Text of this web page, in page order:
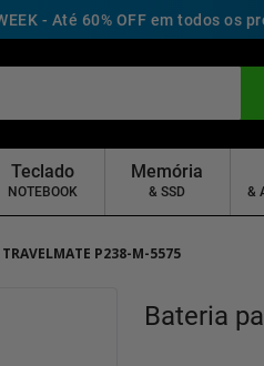
- Até 60% OFF em todos os
Teclado
NOTEBOOK
Memória
& SSD &
P238-M-5575
Bateria